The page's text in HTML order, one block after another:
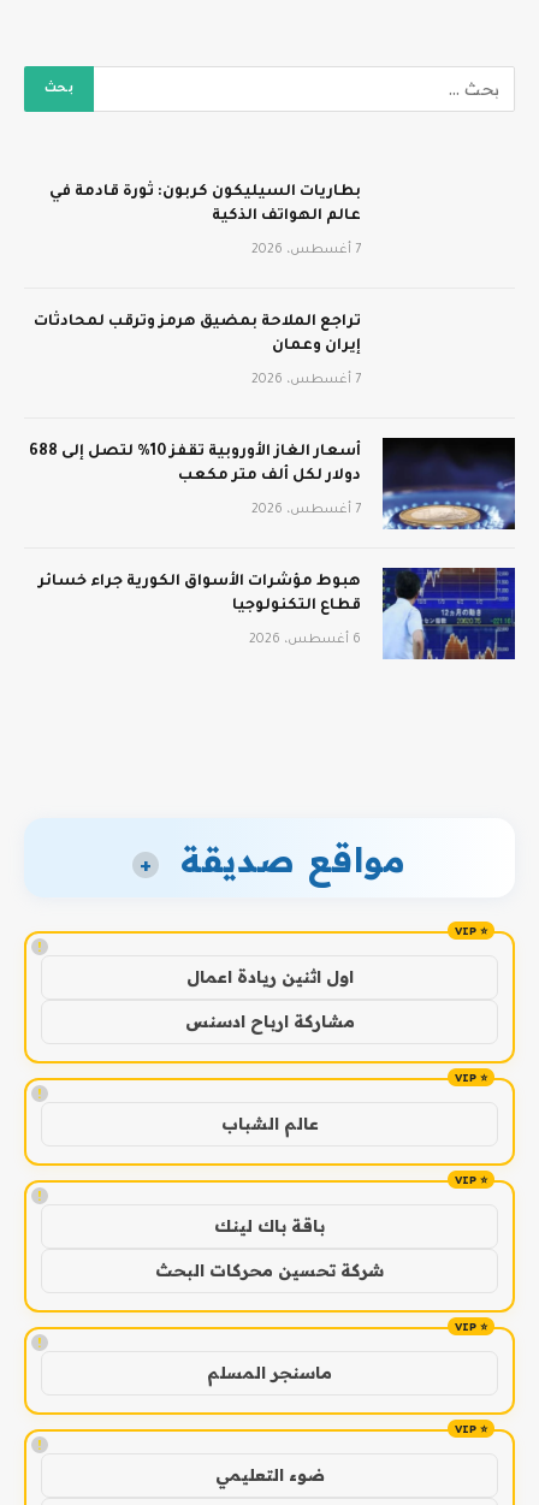
بطاريات السيليكون كربون: ثورة قادمة في
عالم الهواتف الذكية
7 أغسطس، 2026
تراجع الملاحة بمضيق هرمز وترقب لمحادثات
إيران وعمان
7 أغسطس، 2026
أسعار الغاز الأوروبية تقفز 10% لتصل إلى 688
دولار لكل ألف متر مكعب
7 أغسطس، 2026
هبوط مؤشرات الأسواق الكورية جراء خسائر
قطاع التكنولوجيا
6 أغسطس، 2026
مواقع صديقة +
!
اول اثنين ريادة اعمال
مشاركة ارباح ادسنس
!
عالم الشباب
!
باقة باك لينك
شركة تحسين محركات البحث
!
ماسنجر المسلم
!
ضوء التعليمي